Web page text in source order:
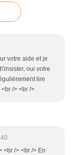
votre aide et je
oui votre
lire
/> <br />
<br /> <br /> En